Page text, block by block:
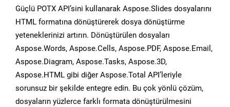
Güçlü POTX API’sini kullanarak Aspose.Slides dosyalarını
HTML formatına dönüştürerek dosya dönüştürme
yeteneklerinizi artırın. Dönüştürülen dosyaları
Aspose.Words, Aspose.Cells, Aspose.PDF, Aspose.Email,
Aspose.Diagram, Aspose.Tasks, Aspose.3D,
Aspose.HTML gibi diğer Aspose.Total API’leriyle
sorunsuz bir şekilde entegre edin. Bu çok yönlü çözüm,
dosyaların yüzlerce farklı formata dönüştürülmesini